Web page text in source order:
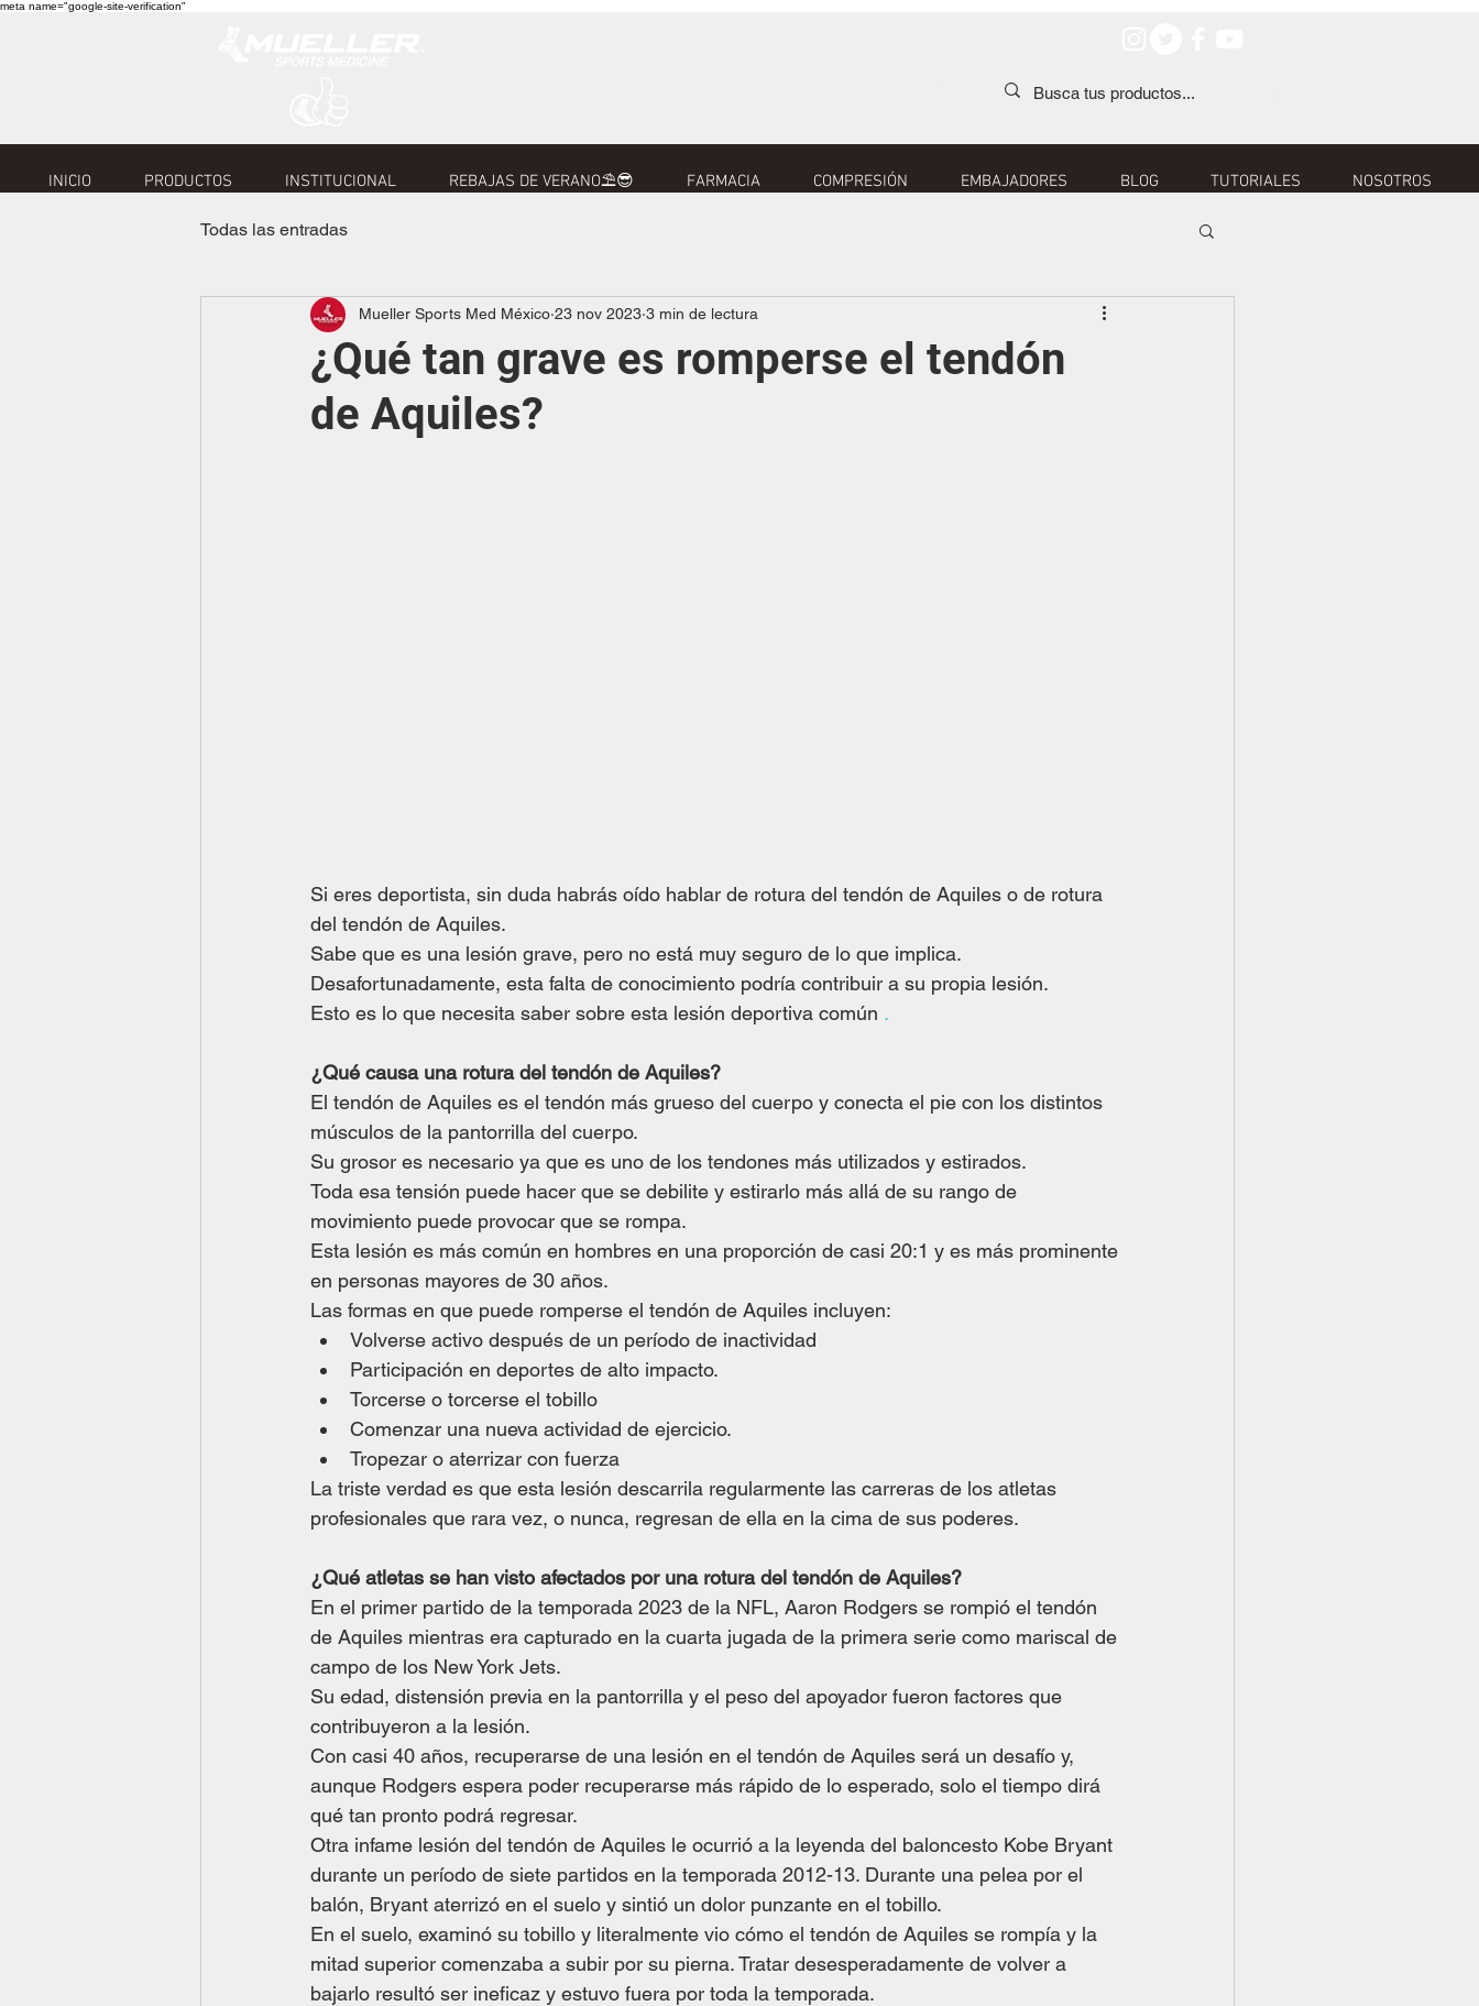
meta name="google-site-verification"
INICIO PRODUCTOS INSTITUCIONAL REBAJAS DE VERANO⛱️😎 FARMACIA COMPRESIÓN EMBAJADORES BLOG TUTORIALES NOSOTROS
Todas las entradas
¿Qué tan grave es romperse el tendón
de Aquiles?
Mueller Sports Med México 23 nov 2023 3 min de lectura
Si eres deportista, sin duda habrás oído hablar de rotura del tendón de Aquiles o de rotura
del tendón de Aquiles.
Sabe que es una lesión grave, pero no está muy seguro de lo que implica.
Desafortunadamente, esta falta de conocimiento podría contribuir a su propia lesión.
Esto es lo que necesita saber sobre esta lesión deportiva común .
¿Qué causa una rotura del tendón de Aquiles?
El tendón de Aquiles es el tendón más grueso del cuerpo y conecta el pie con los distintos
músculos de la pantorrilla del cuerpo.
Su grosor es necesario ya que es uno de los tendones más utilizados y estirados.
Toda esa tensión puede hacer que se debilite y estirarlo más allá de su rango de
movimiento puede provocar que se rompa.
Esta lesión es más común en hombres en una proporción de casi 20:1 y es más prominente
en personas mayores de 30 años.
Las formas en que puede romperse el tendón de Aquiles incluyen:
Volverse activo después de un período de inactividad
Participación en deportes de alto impacto.
Torcerse o torcerse el tobillo
Comenzar una nueva actividad de ejercicio.
Tropezar o aterrizar con fuerza
La triste verdad es que esta lesión descarrila regularmente las carreras de los atletas
profesionales que rara vez, o nunca, regresan de ella en la cima de sus poderes.
¿Qué atletas se han visto afectados por una rotura del tendón de Aquiles?
En el primer partido de la temporada 2023 de la NFL, Aaron Rodgers se rompió el tendón
de Aquiles mientras era capturado en la cuarta jugada de la primera serie como mariscal de
campo de los New York Jets.
Su edad, distensión previa en la pantorrilla y el peso del apoyador fueron factores que
contribuyeron a la lesión.
Con casi 40 años, recuperarse de una lesión en el tendón de Aquiles será un desafío y,
aunque Rodgers espera poder recuperarse más rápido de lo esperado, solo el tiempo dirá
qué tan pronto podrá regresar.
Otra infame lesión del tendón de Aquiles le ocurrió a la leyenda del baloncesto Kobe Bryant
durante un período de siete partidos en la temporada 2012-13. Durante una pelea por el
balón, Bryant aterrizó en el suelo y sintió un dolor punzante en el tobillo.
En el suelo, examinó su tobillo y literalmente vio cómo el tendón de Aquiles se rompía y la
mitad superior comenzaba a subir por su pierna. Tratar desesperadamente de volver a
bajarlo resultó ser ineficaz y estuvo fuera por toda la temporada.